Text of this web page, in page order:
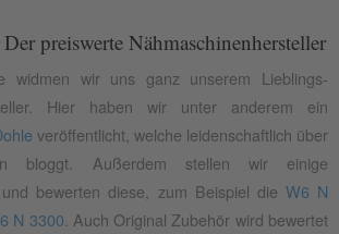
preiswerte Nähmaschinenhersteller
widmen wir uns ganz unserem Lieblings-
Hier haben wir unter anderem ein
veröffentlicht, welche leidenschaftlich über
bloggt. Außerdem stellen wir einige
bewerten diese, zum Beispiel die W6 N
N 3300 . Auch Original Zubehör wird bewertet